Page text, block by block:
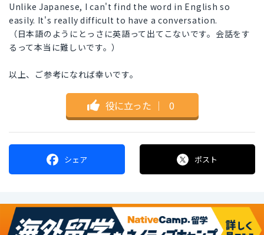
Unlike Japanese, I can't find the word in English so
easily. It's really difficult to have a conversation.
（日本語のようにとっさに英語って出てこないです。会話をす
るって本当に難しいです。）
以上、ご参考になれば幸いです。
役に立った ｜ 0
シェア ポスト